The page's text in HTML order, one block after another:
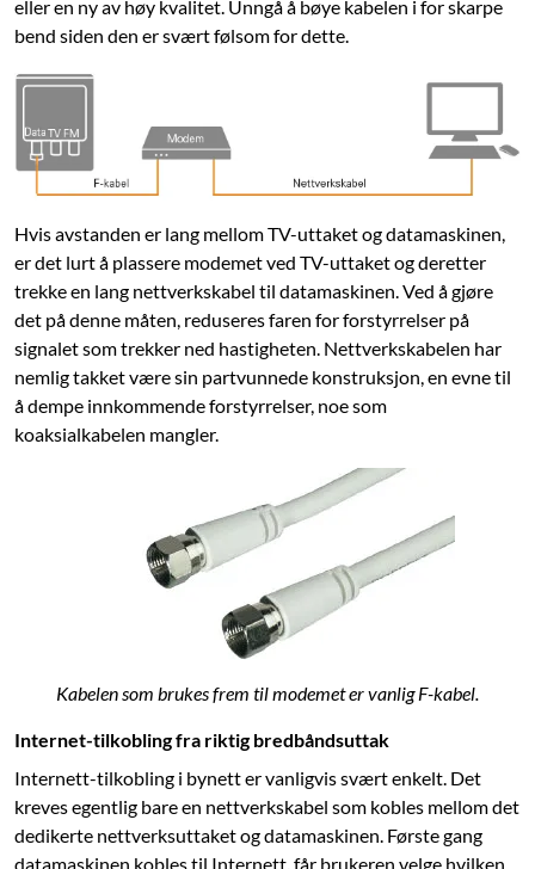
eller en ny av høy kvalitet. Unngå å bøye kabelen i for skarpe
bend siden den er svært følsom for dette.
Hvis avstanden er lang mellom TV-uttaket og datamaskinen,
er det lurt å plassere modemet ved TV-uttaket og deretter
trekke en lang nettverkskabel til datamaskinen. Ved å gjøre
det på denne måten, reduseres faren for forstyrrelser på
signalet som trekker ned hastigheten. Nettverkskabelen har
nemlig takket være sin partvunnede konstruksjon, en evne til
å dempe innkommende forstyrrelser, noe som
koaksialkabelen mangler.
Kabelen som brukes frem til modemet er vanlig F-kabel.
Internet-tilkobling fra riktig bredbåndsuttak
Internett-tilkobling i bynett er vanligvis svært enkelt. Det
kreves egentlig bare en nettverkskabel som kobles mellom det
dedikerte nettverksuttaket og datamaskinen. Første gang
datamaskinen kobles til Internett, får brukeren velge hvilken